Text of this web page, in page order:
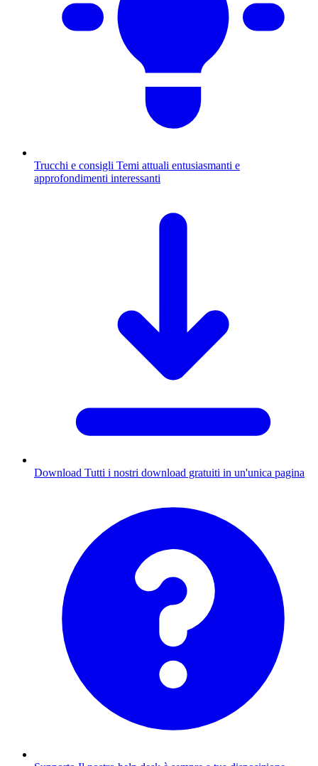
Trucchi e consigli Temi attuali entusiasmanti e
approfondimenti interessanti
Download Tutti i nostri download gratuiti in un'unica pagina